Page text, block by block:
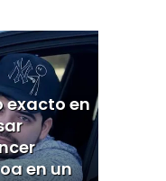
exacto en
en un